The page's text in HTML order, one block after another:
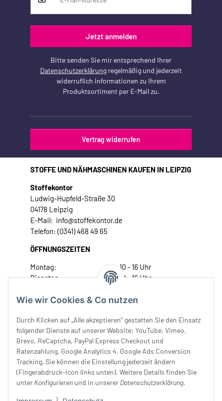
Wie wir Cookies & Co nutzen
Durch Klicken auf „Alle akzeptieren“ gestatten Sie den Einsatz
folgender Dienste auf unserer Website: YouTube, Vimeo,
Brevo, ReCaptcha, PayPal Express Checkout und
Ratenzahlung, Google Analytics 4, Google Ads Conversion
Tracking. Sie können die Einstellung jederzeit ändern
(Fingerabdruck-Icon links unten). Weitere Details finden Sie
unter Konfigurieren und in unserer Datenschutzerklärung.
Jetzt anmelden
Bitte senden Sie mir entsprechend Ihrer
Datenschutzerklärung regelmäßig und jederzeit
widerruflich Informationen zu Ihrem
Produktsortiment per E-Mail zu.
Vertrag widerrufen
STOFFE UND NÄHMASCHINEN KAUFEN IN LEIPZIG
Stoffekontor
Ludwig-Hupfeld-Straße 30
04178 Leipzig
E-Mail: info@stoffekontor.de
Telefon: (0341) 468 49 65
ÖFFNUNGSZEITEN
Montag:
10 - 16 Uhr
Dienstag:
10 - 16 Uhr
Donnerstag:
10 - 18 Uhr
Samstag:
10 - 14 Uhr
Unser Service
Rechtliches